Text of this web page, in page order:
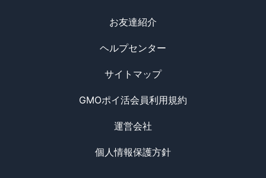
お友達紹介
ヘルプセンター
サイトマップ
GMOポイ活会員利用規約
運営会社
個人情報保護方針